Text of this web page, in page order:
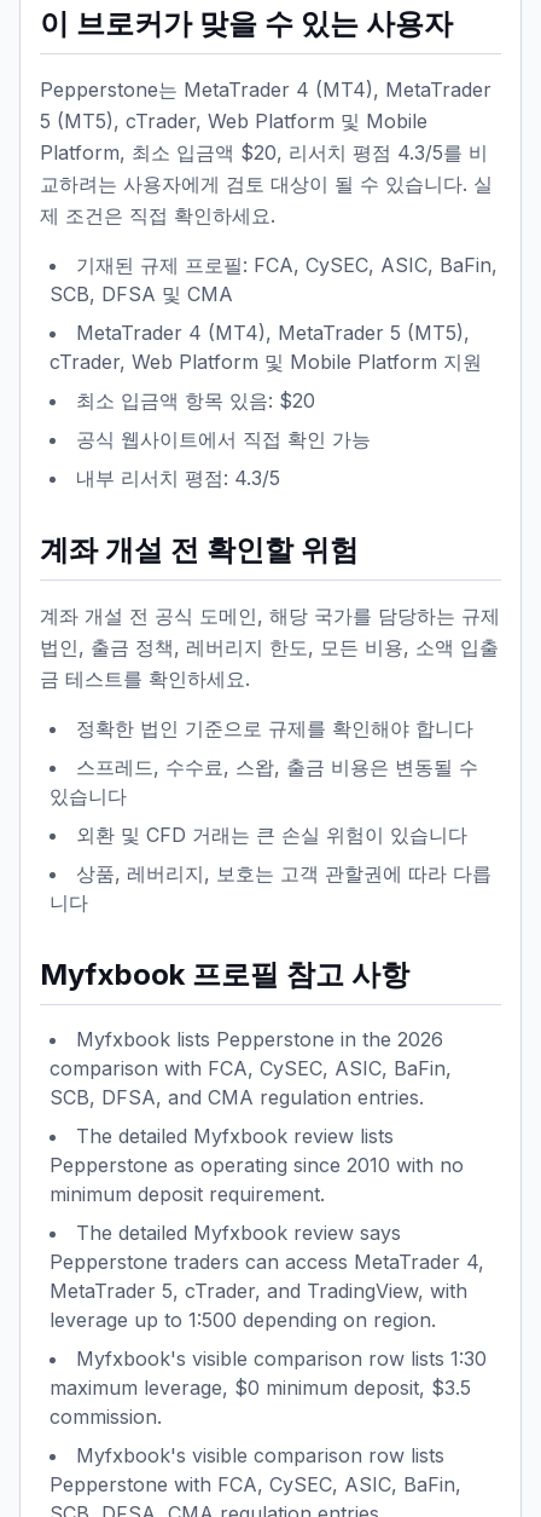
이 브로커가 맞을 수 있는 사용자
Pepperstone는 MetaTrader 4 (MT4), MetaTrader
5 (MT5), cTrader, Web Platform 및 Mobile
Platform, 최소 입금액 $20, 리서치 평점 4.3/5를 비
교하려는 사용자에게 검토 대상이 될 수 있습니다. 실
제 조건은 직접 확인하세요.
기재된 규제 프로필: FCA, CySEC, ASIC, BaFin,
SCB, DFSA 및 CMA
MetaTrader 4 (MT4), MetaTrader 5 (MT5),
cTrader, Web Platform 및 Mobile Platform 지원
최소 입금액 항목 있음: $20
공식 웹사이트에서 직접 확인 가능
내부 리서치 평점: 4.3/5
계좌 개설 전 확인할 위험
계좌 개설 전 공식 도메인, 해당 국가를 담당하는 규제
법인, 출금 정책, 레버리지 한도, 모든 비용, 소액 입출
금 테스트를 확인하세요.
정확한 법인 기준으로 규제를 확인해야 합니다
스프레드, 수수료, 스왑, 출금 비용은 변동될 수
있습니다
외환 및 CFD 거래는 큰 손실 위험이 있습니다
상품, 레버리지, 보호는 고객 관할권에 따라 다릅
니다
Myfxbook 프로필 참고 사항
Myfxbook lists Pepperstone in the 2026
comparison with FCA, CySEC, ASIC, BaFin,
SCB, DFSA, and CMA regulation entries.
The detailed Myfxbook review lists
Pepperstone as operating since 2010 with no
minimum deposit requirement.
The detailed Myfxbook review says
Pepperstone traders can access MetaTrader 4,
MetaTrader 5, cTrader, and TradingView, with
leverage up to 1:500 depending on region.
Myfxbook's visible comparison row lists 1:30
maximum leverage, $0 minimum deposit, $3.5
commission.
Myfxbook's visible comparison row lists
Pepperstone with FCA, CySEC, ASIC, BaFin,